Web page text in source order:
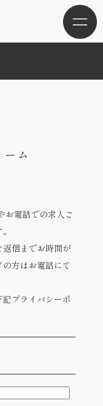
ム
お電話での求人ご
返信までお時間が
方はお電話にて
プライバシーポ